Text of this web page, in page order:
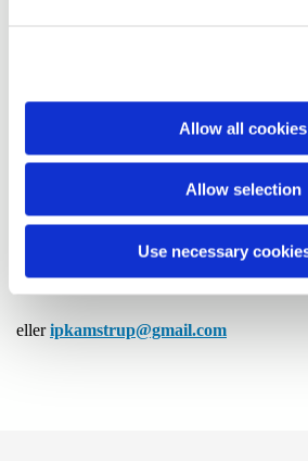
Allow all cookies
Allow selection
Use necessary
Hvert forløb afsluttes med en kop kaffe.
mobil: 24428573
elleripkamstrup@gmail.com